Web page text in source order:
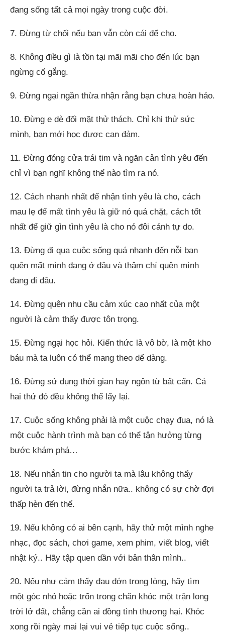
đang sống tất cả mọi ngày trong cuộc đời.
7. Đừng từ chối nếu bạn vẫn còn cái để cho.
8. Không điều gì là tồn tại mãi mãi cho đến lúc bạn
ngừng cố gắng.
9. Đừng ngại ngần thừa nhận rằng bạn chưa hoàn hảo.
10. Đừng e dè đối mặt thử thách. Chỉ khi thử sức
mình, bạn mới học được can đảm.
11. Đừng đóng cửa trái tim và ngăn cản tình yêu đến
chỉ vì bạn nghĩ không thể nào tìm ra nó.
12. Cách nhanh nhất để nhận tình yêu là cho, cách
mau lẹ để mất tình yêu là giữ nó quá chặt, cách tốt
nhất để giữ gìn tình yêu là cho nó đôi cánh tự do.
13. Đừng đi qua cuộc sống quá nhanh đến nỗi bạn
quên mất mình đang ở đâu và thậm chí quên mình
đang đi đâu.
14. Đừng quên nhu cầu cảm xúc cao nhất của một
người là cảm thấy được tôn trọng.
15. Đừng ngại học hỏi. Kiến thức là vô bờ, là một kho
báu mà ta luôn có thể mang theo dể dàng.
16. Đừng sử dụng thời gian hay ngôn từ bất cẩn. Cả
hai thứ đó đều không thể lấy lại.
17. Cuộc sống không phải là một cuộc chạy đua, nó là
một cuộc hành trình mà bạn có thể tận hưởng từng
bước khám phá…
18. Nếu nhắn tin cho người ta mà lâu không thấy
người ta trả lời, đừng nhắn nữa.. không có sự chờ đợi
thấp hèn đến thế.
19. Nếu không có ai bên cạnh, hãy thử một mình nghe
nhạc, đọc sách, chơi game, xem phim, viết blog, viết
nhật ký.. Hãy tập quen dần với bản thân mình..
20. Nếu như cảm thấy đau đớn trong lòng, hãy tìm
một góc nhỏ hoặc trốn trong chăn khóc một trận long
trời lở đất, chẳng cần ai đồng tình thương hại. Khóc
xong rồi ngày mai lại vui vẻ tiếp tục cuộc sống..